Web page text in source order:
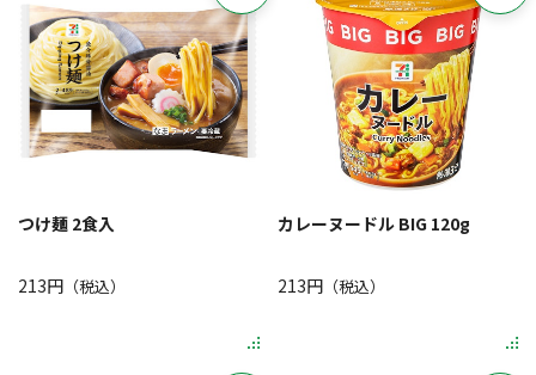
つけ麺 2食入
213円 （税込）
カレーヌードル BIG 120g
213円（税込）